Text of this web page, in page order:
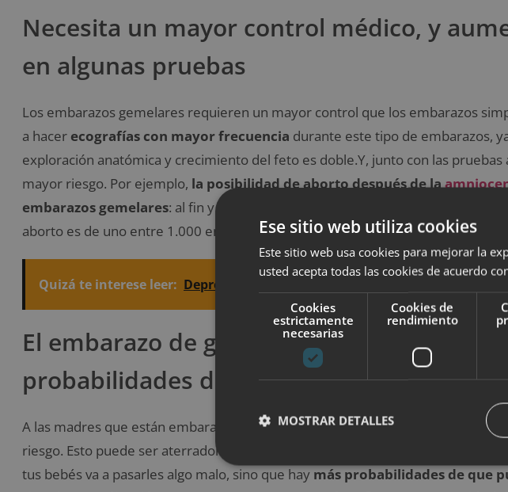
Necesita un mayor control médico, y
en algunas pruebas
Los embarazos gemelares requieren un mayor control que los embarazos
a hacer ecografías con mayor frecuencia durante este tipo de embarazos,
exploración anatómica y crecimiento del feto es doble.Y, junto con las pruebas
mayor riesgo. Por ejemplo, la posibilidad de aborto después de la
embarazos gemelares: al fin y al cabo, se está pinchando a la madre dos
aborto es de uno entre 1.000 en embarazos simples, aumentaría a uno entre
Quizá te interese leer: Depresión posparto: por qué aparece y lo que
El embarazo de gemelos o mellizos tiene
probabilidades de ser de riesgo
A las madres que están embarazadas de gemelos se les suele decir que su
riesgo. Esto puede ser aterrador al principio, pero hay que entenderlo en su
tus bebés va a pasarles algo malo, sino que hay más probabilidades de que
Ese sitio web utiliza cookies
Este sitio web usa cookies para mejorar la
usted acepta todas las cookies de acuerdo
Cookies
estrictamente
necesarias
Cookies de
rendimiento
MOSTRAR DETALLES